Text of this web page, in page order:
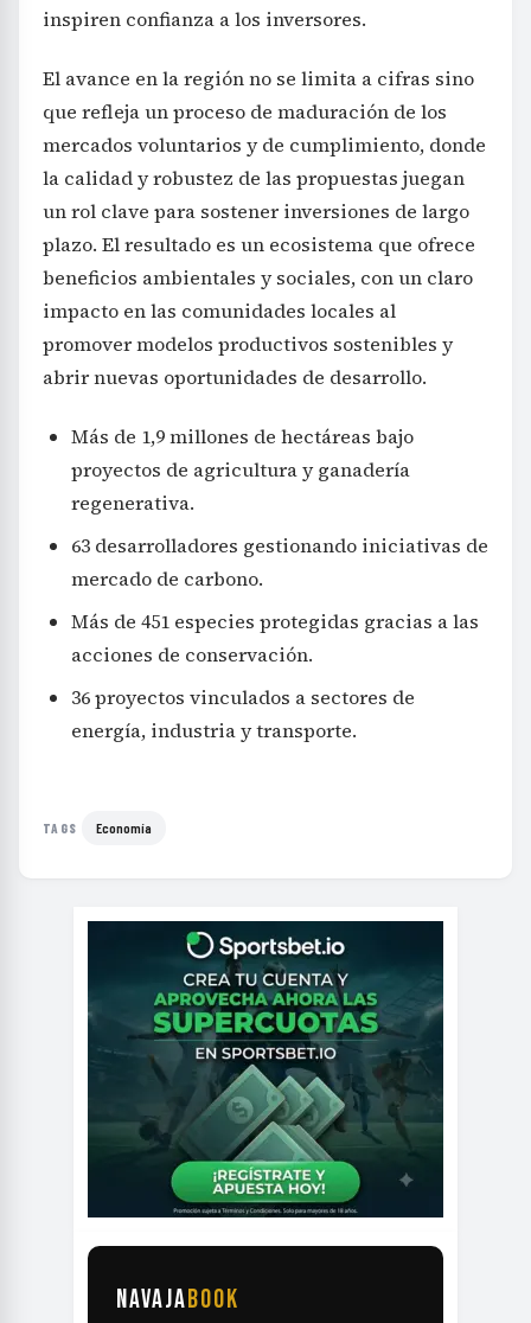
inspiren confianza a los inversores.
El avance en la región no se limita a cifras sino
que refleja un proceso de maduración de los
mercados voluntarios y de cumplimiento, donde
la calidad y robustez de las propuestas juegan
un rol clave para sostener inversiones de largo
plazo. El resultado es un ecosistema que ofrece
beneficios ambientales y sociales, con un claro
impacto en las comunidades locales al
promover modelos productivos sostenibles y
abrir nuevas oportunidades de desarrollo.
Más de 1,9 millones de hectáreas bajo
proyectos de agricultura y ganadería
regenerativa.
63 desarrolladores gestionando iniciativas de
mercado de carbono.
Más de 451 especies protegidas gracias a las
acciones de conservación.
36 proyectos vinculados a sectores de
energía, industria y transporte.
TAGS Economía
NAVAJABOOK